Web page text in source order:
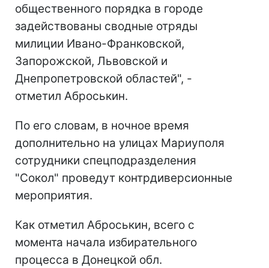
общественного порядка в городе
задействованы сводные отряды
милиции Ивано-Франковской,
Запорожской, Львовской и
Днепропетровской областей", -
отметил Аброськин.
По его словам, в ночное время
дополнительно на улицах Мариуполя
сотрудники спецподразделения
"Сокол" проведут контрдиверсионные
мероприятия.
Как отметил Аброськин, всего с
момента начала избирательного
процесса в Донецкой обл.